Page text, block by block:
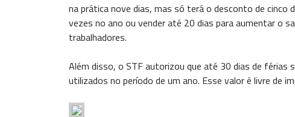
na prática nove dias, mas só terá o desconto de
vezes no ano ou vender até 20 dias para aumentar o
trabalhadores.
Além disso, o STF autorizou que até 30 dias de férias
utilizados no período de um ano. Esse valor é livre de